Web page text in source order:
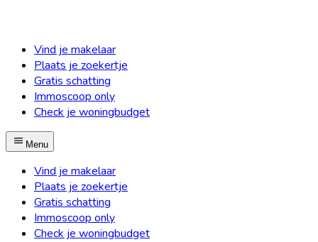
Vind je makelaar
Plaats je zoekertje
Gratis schatting
Immoscoop only
Check je woningbudget
Menu
Vind je makelaar
Plaats je zoekertje
Gratis schatting
Immoscoop only
Check je woningbudget